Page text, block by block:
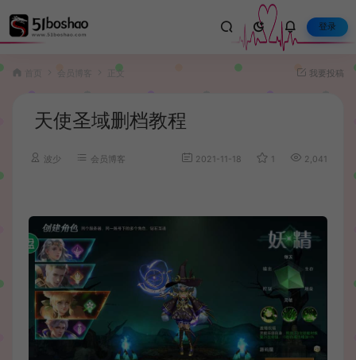
登录
会员博客 正文 我要投稿
天使圣域删档教程
波少 会员博客 2021-11-18 1 2,041